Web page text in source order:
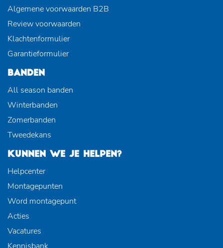
Algemene voorwaarden B2B
Review voorwaarden
Klachtenformulier
Garantieformulier
BANDEN
All season banden
Winterbanden
Zomerbanden
Tweedekans
KUNNEN WE JE HELPEN?
Helpcenter
Montagepunten
Word montagepunt
Acties
Vacatures
Kennisbank